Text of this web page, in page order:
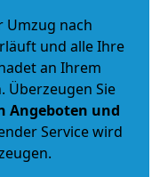
Umzug nach
und alle Ihre
an Ihrem
Überzeugen Sie
Angeboten und
Service wird